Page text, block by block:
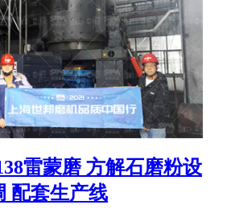
雷蒙磨 方解石磨粉设
配套生产线